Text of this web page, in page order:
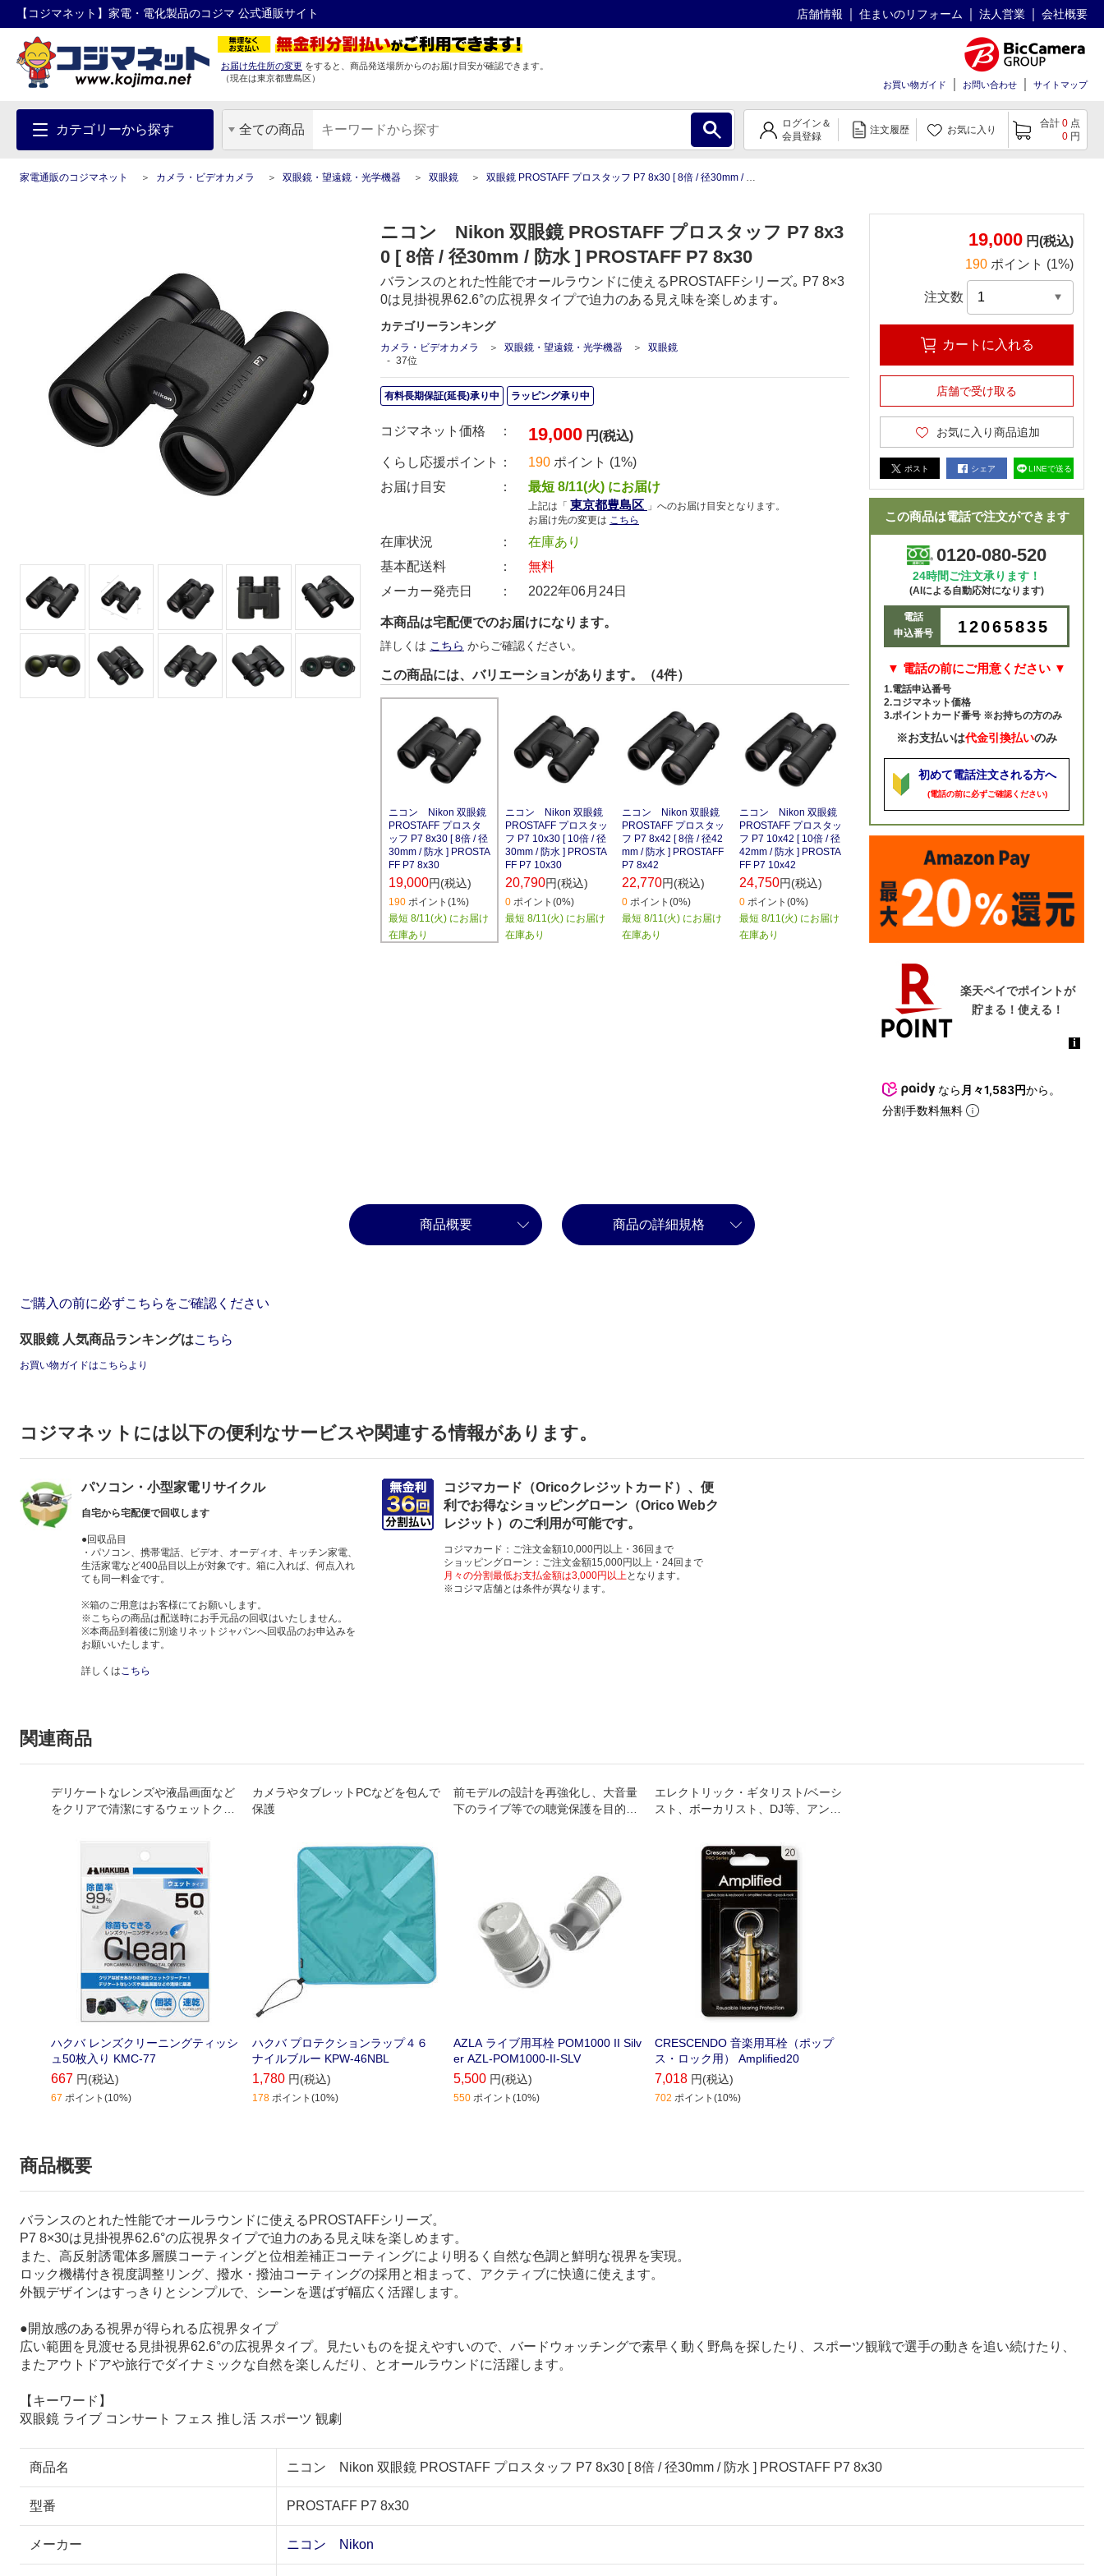
【コジマネット】家電・電化製品のコジマ 公式通販サイト 店舗情報 住まいのリフォーム 法人営業 会社概要
お届け先住所の変更 をすると、商品発送場所からのお届け目安が確認できます。
（現在は東京都豊島区）
お買い物ガイド お問い合わせ サイトマップ
カテゴリーから探す 全ての商品
ログイン＆
会員登録
注文履歴 お気に入り
合計 0 点
0 円
家電通販のコジマネット カメラ・ビデオカメラ 双眼鏡・望遠鏡・光学機器 双眼鏡 双眼鏡 PROSTAFF プロスタッフ P7 8x30 [ 8倍 / 径30mm / 防水 ]
ニコン Nikon 双眼鏡 PROSTAFF プロスタッフ P7 8x3
0 [ 8倍 / 径30mm / 防水 ] PROSTAFF P7 8x30
バランスのとれた性能でオールラウンドに使えるPROSTAFFシリーズ｡ P7 8×3
0は見掛視界62.6°の広視界タイプで迫力のある見え味を楽しめます｡
カテゴリーランキング
カメラ・ビデオカメラ 双眼鏡・望遠鏡・光学機器
双眼鏡
37位
有料長期保証(延長)承り中 ラッピング承り中
コジマネット価格 ： 19,000 円(税込)
くらし応援ポイント：
190 ポイント (1%)
お届け目安 ：
最短 8/11(火) にお届け
上記は「 東京都豊島区 」へのお届け目安となります。
お届け先の変更は こちら
在庫状況 ：
在庫あり
基本配送料 ：
無料
メーカー発売日 ：
2022年06月24日
本商品は宅配便でのお届けになります。
詳しくは こちら からご確認ください。
この商品には、バリエーションがあります。（4件）
ニコン Nikon 双眼鏡
PROSTAFF プロスタ
ッフ P7 8x30 [ 8倍 / 径
30mm / 防水 ] PROSTA
FF P7 8x30
19,000円(税込)
190 ポイント(1%)
最短 8/11(火) にお届け
在庫あり
ニコン Nikon 双眼鏡
PROSTAFF プロスタッ
フ P7 10x30 [ 10倍 / 径
30mm / 防水 ] PROSTA
FF P7 10x30
20,790円(税込)
0 ポイント(0%)
最短 8/11(火) にお届け
在庫あり
ニコン Nikon 双眼鏡
PROSTAFF プロスタッ
フ P7 8x42 [ 8倍 / 径42
mm / 防水 ] PROSTAFF
P7 8x42
22,770円(税込)
0 ポイント(0%)
最短 8/11(火) にお届け
在庫あり
ニコン Nikon 双眼鏡
PROSTAFF プロスタッ
フ P7 10x42 [ 10倍 / 径
42mm / 防水 ] PROSTA
FF P7 10x42
24,750円(税込)
0 ポイント(0%)
最短 8/11(火) にお届け
在庫あり
19,000 円(税込)
190 ポイント (1%)
注文数
カートに入れる
店舗で受け取る
お気に入り商品追加
ポスト シェア LINEで送る
この商品は電話で注文ができます
0120-080-520
24時間ご注文承ります！
(AIによる自動応対になります)
電話
申込番号
12065835
▼ 電話の前にご用意ください ▼
1.電話申込番号
2.コジマネット価格
3.ポイントカード番号 ※お持ちの方のみ
※お支払いは代金引換払いのみ
初めて電話注文される方へ
(電話の前に必ずご確認ください)
なら 月々1,583円から。
分割手数料無料
商品概要 商品の詳細規格
ご購入の前に必ずこちらをご確認ください
双眼鏡 人気商品ランキングはこちら
お買い物ガイドはこちらより
コジマネットには以下の便利なサービスや関連する情報があります。
パソコン・小型家電リサイクル
自宅から宅配便で回収します
●回収品目
・パソコン、携帯電話、ビデオ、オーディオ、キッチン家電、
生活家電など400品目以上が対象です。箱に入れば、何点入れ
ても同一料金です。
※箱のご用意はお客様にてお願いします。
※こちらの商品は配送時にお手元品の回収はいたしません。
※本商品到着後に別途リネットジャパンへ回収品のお申込みを
お願いいたします。
詳しくはこちら
コジマカード（Oricoクレジットカード）、便
利でお得なショッピングローン（Orico Webク
レジット）のご利用が可能です。
コジマカード：ご注文金額10,000円以上・36回まで
ショッピングローン：ご注文金額15,000円以上・24回まで
月々の分割最低お支払金額は3,000円以上となります。
※コジマ店舗とは条件が異なります。
関連商品
デリケートなレンズや液晶画面など
をクリアで清潔にするウェットクリ
ハクバ レンズクリーニングティッシ
ュ50枚入り KMC-77
667 円(税込)
67 ポイント(10%)
カメラやタブレットPCなどを包んで
保護
ハクバ プロテクションラップ４６
ナイルブルー KPW-46NBL
1,780 円(税込)
178 ポイント(10%)
前モデルの設計を再強化し、大音量
下のライブ等での聴覚保護を目的と
AZLA ライブ用耳栓 POM1000 II Silv
er AZL-POM1000-II-SLV
5,500 円(税込)
550 ポイント(10%)
エレクトリック・ギタリスト/ベーシ
スト、ボーカリスト、DJ等、アンプ
CRESCENDO 音楽用耳栓（ポップ
ス・ロック用） Amplified20
7,018 円(税込)
702 ポイント(10%)
商品概要
バランスのとれた性能でオールラウンドに使えるPROSTAFFシリーズ。
P7 8×30は見掛視界62.6°の広視界タイプで迫力のある見え味を楽しめます。
また、高反射誘電体多層膜コーティングと位相差補正コーティングにより明るく自然な色調と鮮明な視界を実現。
ロック機構付き視度調整リング、撥水・撥油コーティングの採用と相まって、アクティブに快適に使えます。
外観デザインはすっきりとシンプルで、シーンを選ばず幅広く活躍します。
●開放感のある視界が得られる広視界タイプ
広い範囲を見渡せる見掛視界62.6°の広視界タイプ。見たいものを捉えやすいので、バードウォッチングで素早く動く野鳥を探したり、スポーツ観戦で選手の動きを追い続けたり、
またアウトドアや旅行でダイナミックな自然を楽しんだり、とオールラウンドに活躍します。
【キーワード】
双眼鏡 ライブ コンサート フェス 推し活 スポーツ 観劇
商品名 ニコン Nikon 双眼鏡 PROSTAFF プロスタッフ P7 8x30 [ 8倍 / 径30mm / 防水 ] PROSTAFF P7 8x30
型番 PROSTAFF P7 8x30
メーカー ニコン Nikon